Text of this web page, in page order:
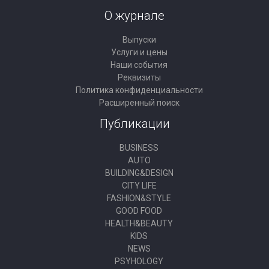
О журнале
Выпуски
Услуги и цены
Наши события
Реквизиты
Политика конфиденциальности
Расширенный поиск
Публикации
BUSINESS
AUTO
BUILDING&DESIGN
CITY LIFE
FASHION&STYLE
GOOD FOOD
HEALTH&BEAUTY
KIDS
NEWS
PSYHOLOGY